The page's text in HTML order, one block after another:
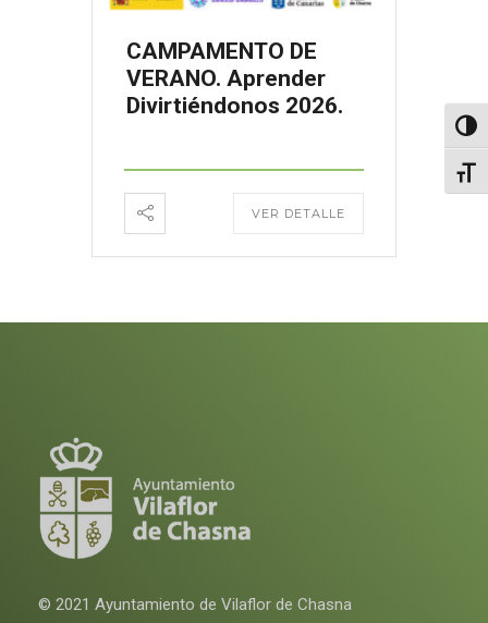
CAMPAMENTO DE
VERANO. Aprender
Divirtiéndonos 2026.
VER DETALLE
© 2021 Ayuntamiento de Vilaflor de Chasna